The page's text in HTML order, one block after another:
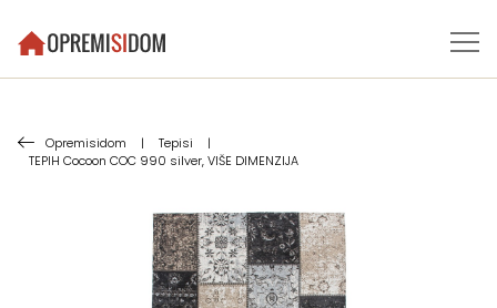
Opremisidom | Tepisi
|
TEPIH Cocoon COC 990 silver, VIŠE DIMENZIJA